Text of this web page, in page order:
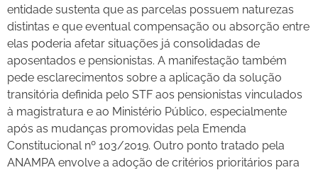
entidade sustenta que as parcelas possuem naturezas
distintas e que eventual compensação ou absorção entre
elas poderia afetar situações já consolidadas de
aposentados e pensionistas. A manifestação também
pede esclarecimentos sobre a aplicação da solução
transitória definida pelo STF aos pensionistas vinculados
à magistratura e ao Ministério Público, especialmente
após as mudanças promovidas pela Emenda
Constitucional nº 103/2019. Outro ponto tratado pela
ANAMPA envolve a adoção de critérios prioritários para